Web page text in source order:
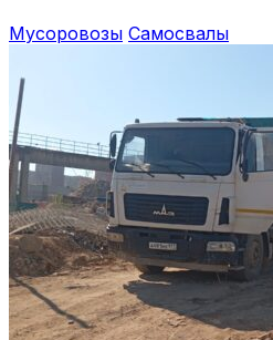
Мусоровозы Самосвалы